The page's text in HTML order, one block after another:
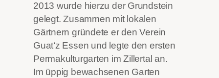
2013 wurde hierzu der Grundstein
gelegt. Zusammen mit lokalen
Gärtnern gründete er den Verein
Guat‘z Essen und legte den ersten
Permakulturgarten im Zillertal an.
Im üppig bewachsenen Garten